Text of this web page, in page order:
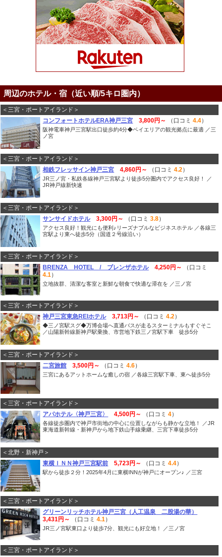
周辺のホテル・宿（近い順/5キロ圏内）
＜三宮・ポートアイランド＞
コンフォートホテルERA神戸三宮
3,800円～ （口コミ4.4）
阪神電車神戸三宮駅出口徒歩約4分◆ベイエリアの観光拠点に最適 ／三
ノ宮
＜三宮・ポートアイランド＞
相鉄フレッサイン神戸三宮
4,860円～ （口コミ4.2）
JR三ノ宮・私鉄各線神戸三宮駅より徒歩5分圏内でアクセス良好！ ／
JR神戸線新快速
＜三宮・ポートアイランド＞
サンサイドホテル
3,300円～ （口コミ3.8）
アクセス良好！観光にも便利♪リーズナブルなビジネスホテル ／各線三
宮駅より東へ徒歩5分（国道２号線沿い）
＜三宮・ポートアイランド＞
BRENZA HOTEL / ブレンザホテル
4,250円～
（口コミ
4.1）
立地抜群、清潔な客室と新鮮な朝食で快適な滞在を ／三ノ宮
＜三宮・ポートアイランド＞
神戸三宮東急REIホテル
3,713円～ （口コミ4.2）
◆三ノ宮駅スグ◆万博会場へ直通バスが走るスターミナルもすぐそこ
／山陽新幹線新神戸駅乗換、市営地下鉄三ノ宮駅下車 徒歩5分
＜三宮・ポートアイランド＞
二宮旅館
3,500円～ （口コミ4.6）
三宮にあるアットホームな癒しの宿 ／各線三宮駅下車、東へ徒歩5分
＜三宮・ポートアイランド＞
アパホテル〈神戸三宮〉
4,500円～ （口コミ4）
各線徒歩圏内で神戸市街地の中心に位置しながらも静かな立地！ ／JR
東海道新幹線・新神戸から地下鉄山手線乗継、三宮下車徒歩5分
＜北野・新神戸＞
東横ＩＮＮ神戸三宮駅前
5,723円～ （口コミ4.4）
駅から徒歩２分！2025年4月に東横INNが神戸にオープン♪ ／三宮
＜三宮・ポートアイランド＞
グリーンリッチホテル神戸三宮（人工温泉 二股湯の華）
3,431円～
（口コミ4.1）
JR三ノ宮駅東口より徒歩7分、観光にも好立地！ ／三ノ宮
＜三宮・ポートアイランド＞